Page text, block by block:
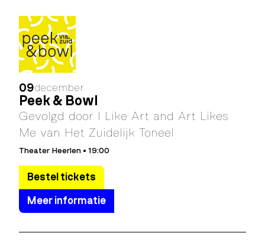
09december
Peek & Bowl
Gevolgd door I Like Art and Art Likes
Me van Het Zuidelijk Toneel
Theater Heerlen • 19:00
Bestel tickets
Meer informatie